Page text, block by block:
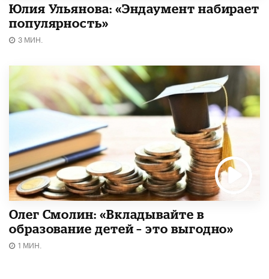
Юлия Ульянова: «Эндаумент набирает
популярность»
3 МИН.
Олег Смолин: «Вкладывайте в
образование детей – это выгодно»
1 МИН.